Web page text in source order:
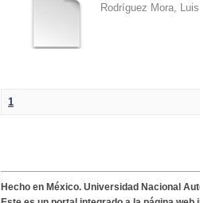
Rodríguez Mora,
1
Hecho en México. Universidad Nacional